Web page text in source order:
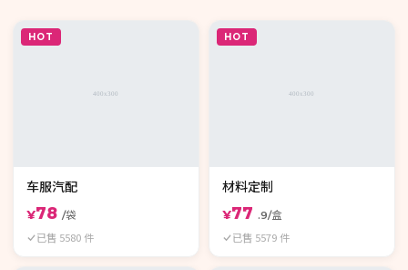
HOT
车服汽配
¥78 /袋
已售 5580 件
HOT
材料定制
¥77 .9/盒
已售 5579 件